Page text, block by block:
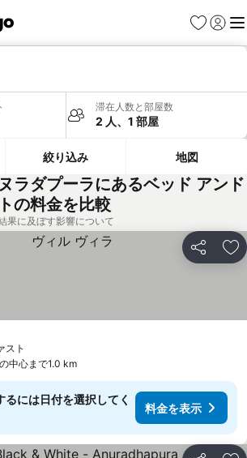
お気に入り
ログイ
メ
滞在人数と部屋数
2 人、1 部屋
絞り込み 地図
ラダプーラにあるベッド アンド
の料金を比較
果に及ぼす影響について
シェア お
スト
中心まで1.0 km
には日付を選択してく
料金を表示